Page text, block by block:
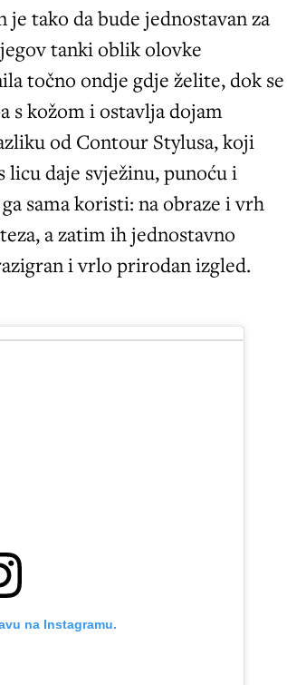
tako da bude jednostavan za
tanki oblik olovke
točno ondje gdje želite, dok se
s kožom i ostavlja dojam
od Contour Stylusa, koji
daje svježinu, punoću i
sama koristi: na obraze i vrh
a zatim ih jednostavno
i vrlo prirodan izgled.
na Instagramu.